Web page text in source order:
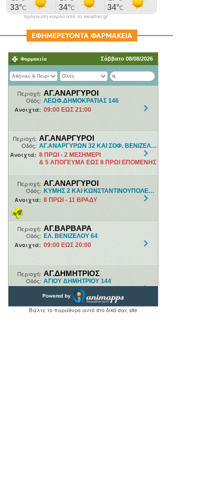
πρόγνωση καιρού από το weather.gr
ΕΦΗΜΕΡΕΥΟΝΤΑ ΦΑΡΜΑΚΕΙΑ